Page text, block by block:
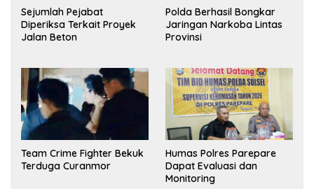
Sejumlah Pejabat
Diperiksa Terkait Proyek
Jalan Beton
Polda Berhasil Bongkar
Jaringan Narkoba Lintas
Provinsi
Team Crime Fighter Bekuk
Terduga Curanmor
Humas Polres Parepare
Dapat Evaluasi dan
Monitoring